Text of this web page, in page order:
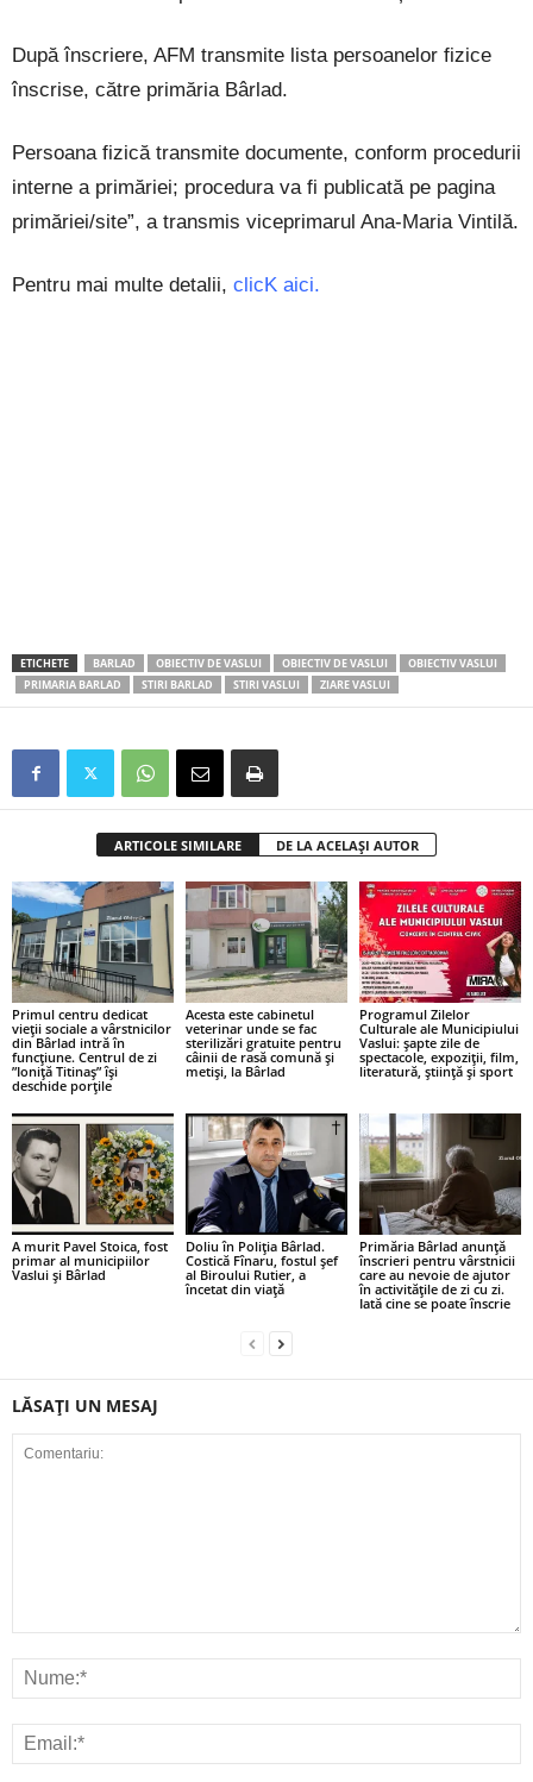
După înscriere, AFM transmite lista persoanelor fizice
înscrise, către primăria Bârlad.
Persoana fizică transmite documente, conform procedurii
interne a primăriei; procedura va fi publicată pe pagina
primăriei/site”, a transmis viceprimarul Ana-Maria Vintilă.
Pentru mai multe detalii, clicK aici.
ETICHETE BARLAD OBIECTIV DE VASLUI OBIECTIV DE VASLUI
OBIECTIV VASLUI
PRIMARIA BARLAD
STIRI BARLAD STIRI VASLUI ZIARE VASLUI
ARTICOLE SIMILARE DE LA ACELAȘI AUTOR
Primul centru dedicat
vieții sociale a vârstnicilor
din Bârlad intră în
funcțiune. Centrul de zi
”Ioniță Titinaș” își
deschide porțile
Acesta este cabinetul
veterinar unde se fac
sterilizări gratuite pentru
câinii de rasă comună și
metiși, la Bârlad
Programul Zilelor
Culturale ale Municipiului
Vaslui: șapte zile de
spectacole, expoziții, film,
literatură, știință și sport
A murit Pavel Stoica, fost
primar al municipiilor
Vaslui și Bârlad
Doliu în Poliția Bârlad.
Costică Fînaru, fostul șef
al Biroului Rutier, a
încetat din viață
Primăria Bârlad anunță
înscrieri pentru vârstnicii
care au nevoie de ajutor
în activitățile de zi cu zi.
Iată cine se poate înscrie
LĂSAȚI UN MESAJ